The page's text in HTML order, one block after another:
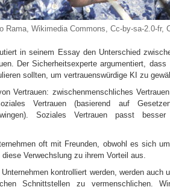
Rama , Wikimedia Commons, Cc-by-sa-2.0-fr,
in seinem Essay den Unterschied
Der Sicherheitsexperte argumentiert, dass
sollten, um vertrauenswürdige KI zu
Vertrauen: zwischenmenschliches
Vertrauen (basierend auf
Soziales Vertrauen passt
oft mit Freunden, obwohl es sich
Verwechslung zu ihrem Vorteil aus.
kontrolliert werden, werden auch
Schnittstellen zu vermenschlichen.